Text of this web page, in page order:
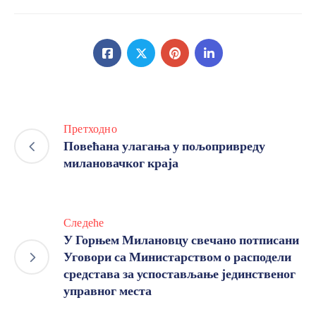
Претходно
Повећана улагања у пољопривреду
милановачког краја
Следеће
У Горњем Милановцу свечано потписани
Уговори са Министарством о расподели
средстава за успостављање јединственог
управног места